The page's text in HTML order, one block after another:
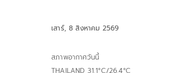
เสาร์, 8 สิงหาคม 2569
สภาพอากาศวันนี้
THAILAND 31.1°C/26.4°C